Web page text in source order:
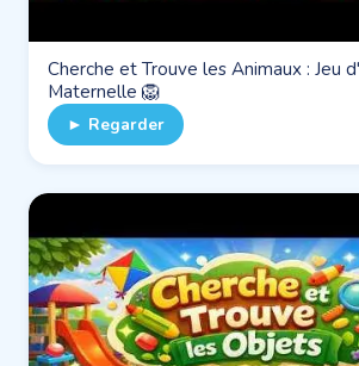
Cherche et Trouve les Animaux : Jeu
Maternelle 🦁
► Regarder